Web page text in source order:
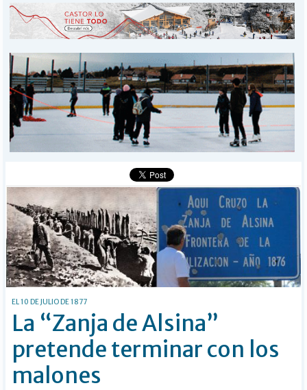
INICIO
PROVINCIALES
DEPORTES
POLICIALES
I-DIARIO
MÁS
BÚSQUEDA
EL 10 DE JULIO DE 1877
La “Zanja de Alsina”
pretende terminar con los
malones